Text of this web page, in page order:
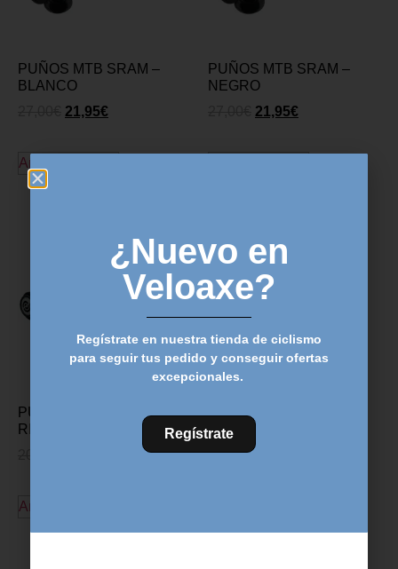
PUÑOS MTB SRAM –
BLANCO
21,95€
Añadir al carrito
PUÑOS MTB SRAM –
NEGRO
21,95€
PUÑOS SILICONA BIKE
RIBBON – NEGRO
Añadir al carrito
¿Nuevo en
Veloaxe?
Regístrate en nuestra tienda de ciclismo
para seguir tus pedido y conseguir ofertas
excepcionales.
Regístrate